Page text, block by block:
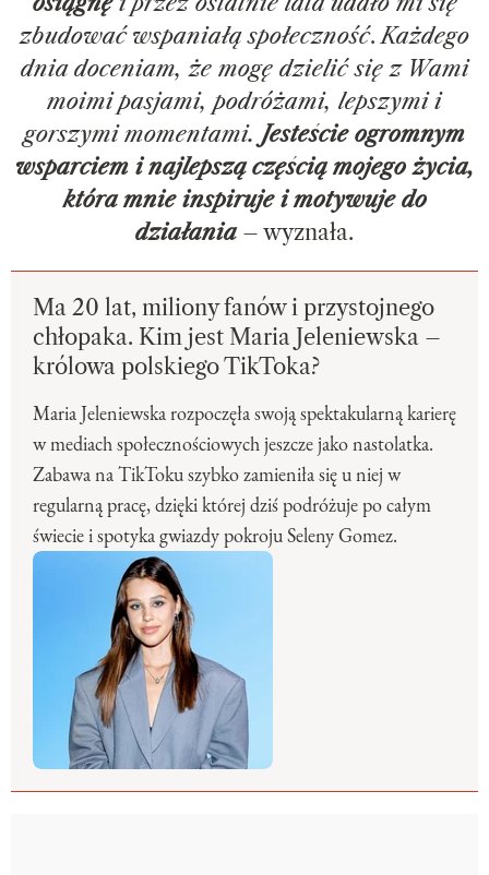
zbudować wspaniałą społeczność.Każdego
dnia doceniam, że mogę dzielić się z Wami
moimi pasjami, podróżami, lepszymi i
gorszymi momentami. Jesteście ogromnym
wsparciem i najlepszą częścią mojego życia,
która mnie inspiruje i motywuje do
działania– wyznała.
Ma 20 lat, miliony fanów i przystojnego
chłopaka. Kim jest Maria Jeleniewska –
królowa polskiego TikToka?
Maria Jeleniewska rozpoczęła swoją spektakularną karierę
w mediach społecznościowych jeszcze jako nastolatka.
Zabawa na TikToku szybko zamieniła się u niej w
regularną pracę, dzięki której dziś podróżuje po całym
świecie i spotyka gwiazdy pokroju Seleny Gomez.